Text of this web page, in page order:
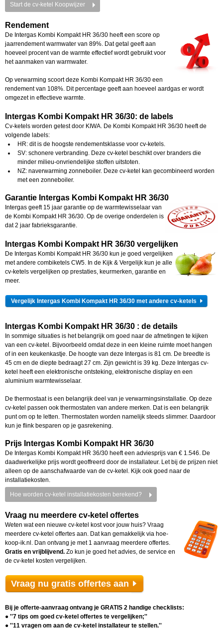
Start de cv-ketel Koopwijzer
Rendement
De Intergas Kombi Kompakt HR 36/30 heeft een score op
jaarrendement warmwater van 89%. Dat getal geeft aan
hoeveel procent van de warmte effectief wordt gebruikt voor
het aanmaken van warmwater.
Op verwarming scoort deze Kombi Kompakt HR 36/30 een
rendement van 108%. Dit percentage geeft aan hoeveel aardgas er wordt
omgezet in effectieve warmte.
Intergas Kombi Kompakt HR 36/30: de labels
Cv-ketels worden getest door KIWA. De Kombi Kompakt HR 36/30 heeft de
volgende labels:
HR: dit is de hoogste rendementsklasse voor cv-ketels.
SV: schonere verbranding. Deze cv-ketel beschikt over branders die
minder milieu-onvriendelijke stoffen uitstoten.
NZ: naverwarming zonneboiler. Deze cv-ketel kan gecombineerd worden
met een zonneboiler.
Garantie Intergas Kombi Kompakt HR 36/30
Intergas geeft 15 jaar garantie op de warmtewisselaar van
de Kombi Kompakt HR 36/30. Op de overige onderdelen is
dat 2 jaar fabrieksgarantie.
Intergas Kombi Kompakt HR 36/30 vergelijken
De Intergas Kombi Kompakt HR 36/30 kun je goed vergelijken
met andere combiketels CW5. In de Kijk & Vergelijk kun je alle
cv-ketels vergelijken op prestaties, keurmerken, garantie en
meer.
Vergelijk Intergas Kombi Kompakt HR 36/30 met andere cv-ketels
Intergas Kombi Kompakt HR 36/30 : de details
In sommige situaties is het belangrijk om goed naar de afmetingen te kijken
van een cv-ketel. Bijvoorbeeld omdat deze in een kleine ruimte moet hangen
of in een keukenkastje. De hoogte van deze Intergas is 81 cm. De breedte is
45 cm en de diepte bedraagt 27 cm. Zijn gewicht is 39 kg. Deze Intergas cv-
ketel heeft een elektronische ontsteking, elektronische display en een
aluminium warmtewisselaar.
De thermostaat is een belangrijk deel van je verwarmingsinstallatie. Op deze
cv-ketel passen ook thermostaten van andere merken. Dat is een belangrijk
punt om op te letten. Thermostaten worden namelijk steeds slimmer. Daardoor
kun je flink besparen op je gasrekening.
Prijs Intergas Kombi Kompakt HR 36/30
De Intergas Kombi Kompakt HR 36/30 heeft een adviesprijs van € 1.546. De
daadwerkelijke prijs wordt geoffreerd door de installateur. Let bij de prijzen niet
alleen op de aanschafwaarde van de cv-ketel. Kijk ook goed naar de
installatiekosten.
Hoe worden cv-ketel installatiekosten berekend?
Vraag nu meerdere cv-ketel offertes
Weten wat een nieuwe cv-ketel kost voor jouw huis? Vraag
meerdere cv-ketel offertes aan. Dat kan gemakkelijk via hoe-
koop-ik.nl. Dan ontvang je met 1 aanvraag meerdere offertes.
Gratis en vrijblijvend. Zo kun je goed het advies, de service en
de cv-ketel kosten vergelijken.
Vraag nu gratis offertes aan
Bij je offerte-aanvraag ontvang je GRATIS 2 handige checklists:
● ''7 tips om goed cv-ketel offertes te vergelijken;''
● ''11 vragen om aan de cv-ketel installateur te stellen.''